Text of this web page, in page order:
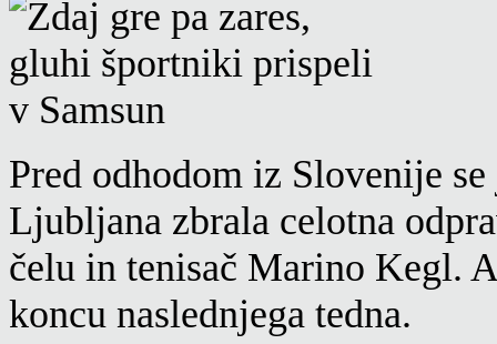
Pred odhodom iz Slovenije
Ljubljana zbrala celotna
čelu in tenisač Marino Kegl.
koncu naslednjega tedna.